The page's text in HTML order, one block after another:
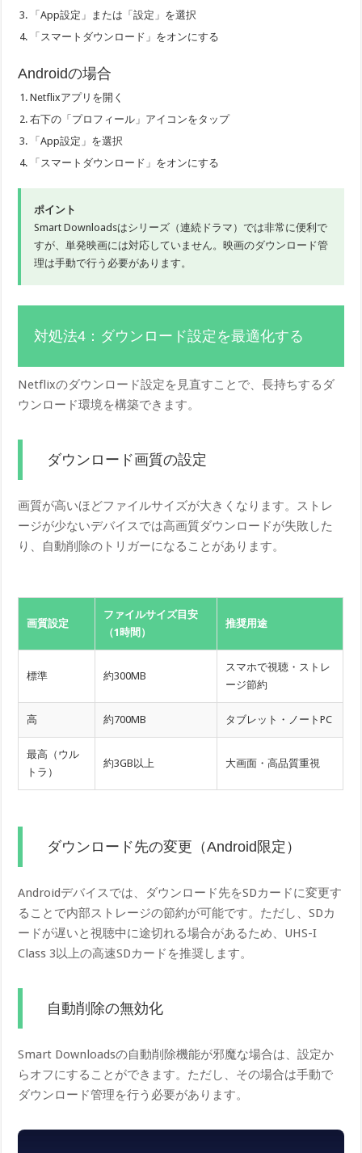
「App設定」または「設定」を選択
「スマートダウンロード」をオンにする
Androidの場合
Netflixアプリを開く
右下の「プロフィール」アイコンをタップ
「App設定」を選択
「スマートダウンロード」をオンにする
ポイント
Smart Downloadsはシリーズ（連続ドラマ）では非常に便利で
すが、単発映画には対応していません。映画のダウンロード管
理は手動で行う必要があります。
対処法4：ダウンロード設定を最適化する
Netflixのダウンロード設定を見直すことで、長持ちするダ
ウンロード環境を構築できます。
ダウンロード画質の設定
画質が高いほどファイルサイズが大きくなります。ストレ
ージが少ないデバイスでは高画質ダウンロードが失敗した
り、自動削除のトリガーになることがあります。
画質設定
ファイルサイズ目安
（1時間）
推奨用途
標準 約300MB
スマホで視聴・ストレ
ージ節約
高 約700MB タブレット・ノートPC
最高（ウル
トラ）
約3GB以上 大画面・高品質重視
ダウンロード先の変更（Android限定）
Androidデバイスでは、ダウンロード先をSDカードに変更す
ることで内部ストレージの節約が可能です。ただし、SDカ
ードが遅いと視聴中に途切れる場合があるため、UHS-I
Class 3以上の高速SDカードを推奨します。
自動削除の無効化
Smart Downloadsの自動削除機能が邪魔な場合は、設定か
らオフにすることができます。ただし、その場合は手動で
ダウンロード管理を行う必要があります。